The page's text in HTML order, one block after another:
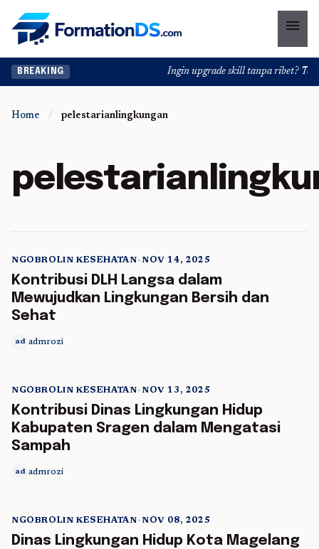
menu
BREAKING Ingin upgrade skill tanpa ribet?
Home / pelestarianlingkungan
NGOBROLIN KESEHATAN•NOV 14, 2025
Kontribusi DLH Langsa dalam
Mewujudkan Lingkungan Bersih dan
Sehat
ad admrozi
5 min read
NGOBROLIN KESEHATAN•NOV 13, 2025
Kontribusi Dinas Lingkungan Hidup
Kabupaten Sragen dalam Mengatasi
Sampah
ad admrozi
5 min read
NGOBROLIN KESEHATAN•NOV 08, 2025
Dinas Lingkungan Hidup Kota Magelang